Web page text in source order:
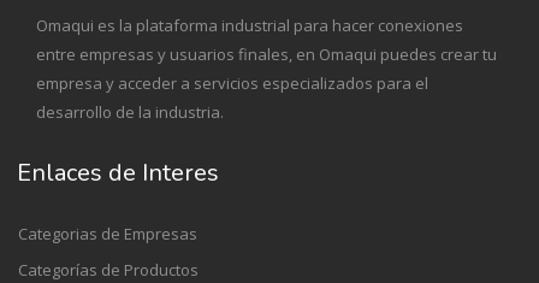
Omaqui es la plataforma industrial para hacer conexiones
entre empresas y usuarios finales, en Omaqui puedes crear tu
empresa y acceder a servicios especializados para el
desarrollo de la industria.
Enlaces de Interes
Categorias de Empresas
Categorías de Productos